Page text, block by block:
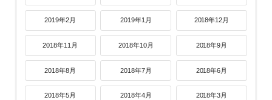
2019年2月 2019年1月 2018年12月
2018年11月 2018年10月 2018年9月
2018年8月 2018年7月 2018年6月
2018年5月 2018年4月 2018年3月